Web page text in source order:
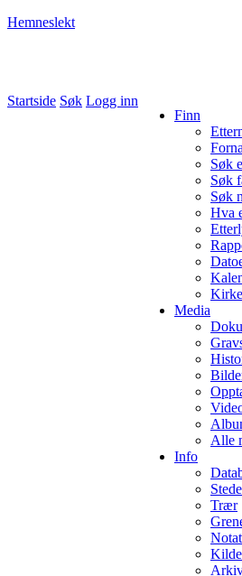
Hemneslekt
Startside Søk Logg inn
Finn
Søk
Søk
Søk
Hva
Media
Alle
Info
Trær